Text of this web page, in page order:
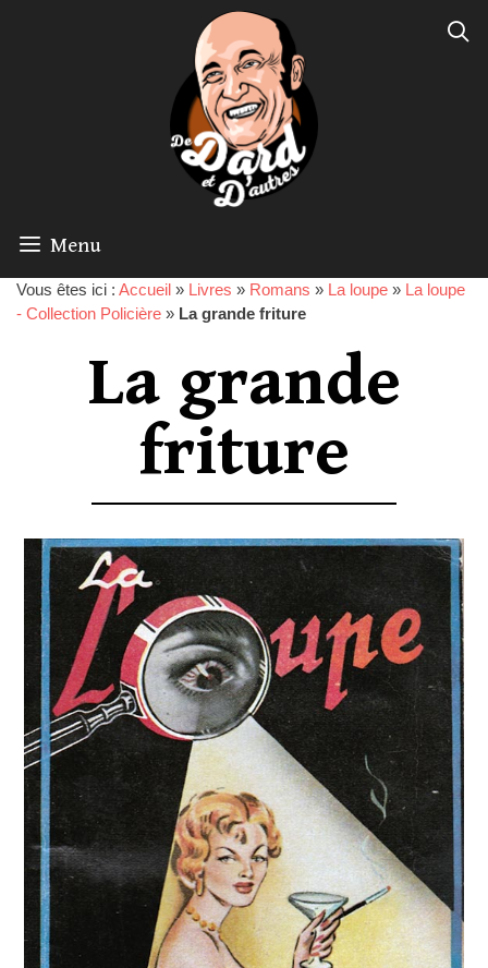
Menu
Vous êtes ici : Accueil » Livres » Romans » La loupe » La loupe
- Collection Policière » La grande friture
La grande
friture